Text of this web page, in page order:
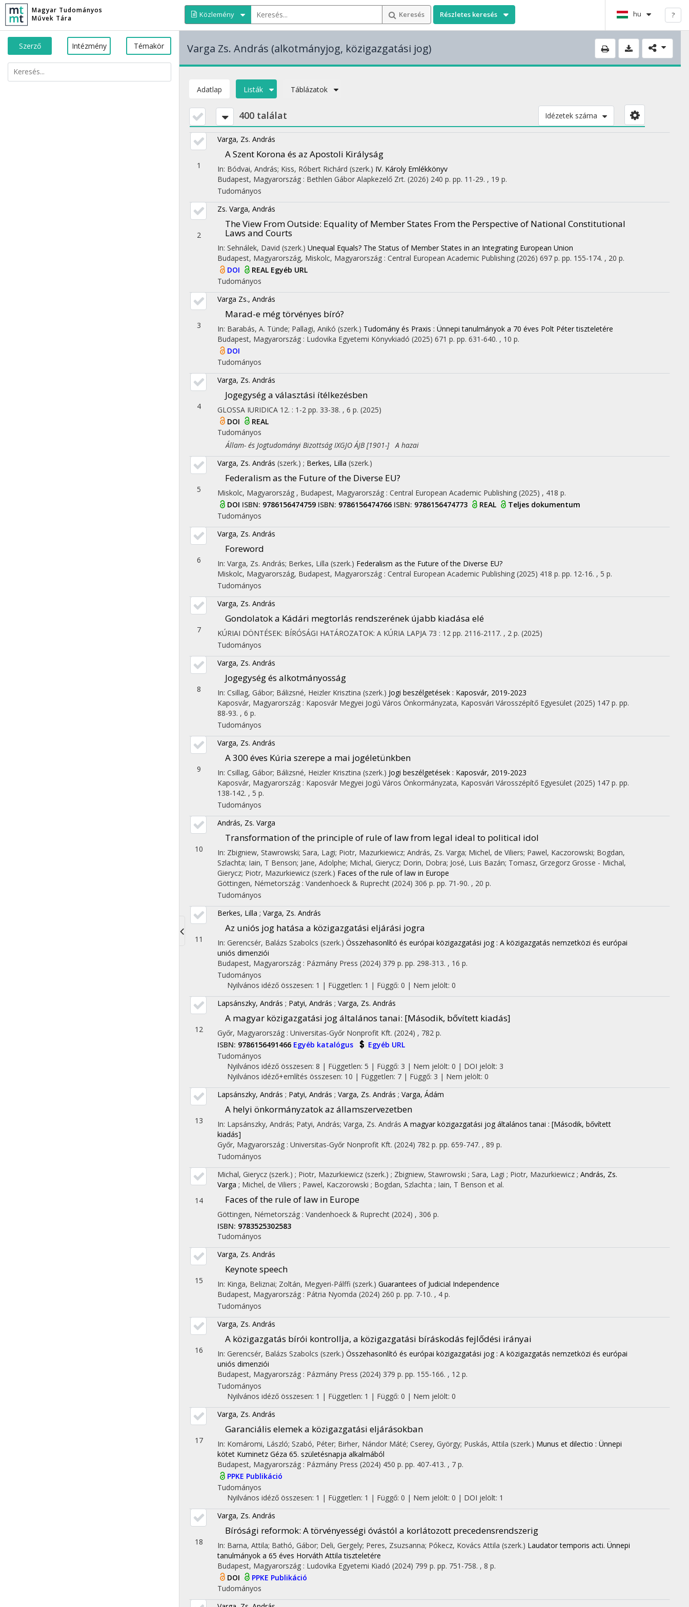
Toggle
navigation
Magyar Tudományos
Művek Tára
Közlemény Keresés Részletes keresés hu ?
Szerző Intézmény Témakör Varga Zs. András (alkotmányjog, közigazgatási jog)
Adatlap Listák Táblázatok
400 találat Idézetek száma
1
Varga, Zs. András
A Szent Korona és az Apostoli Királyság
In: Bódvai, András; Kiss, Róbert Richárd (szerk.) IV. Károly Emlékkönyv
Budapest, Magyarország : Bethlen Gábor Alapkezelő Zrt. (2026) 240 p. pp. 11-29. , 19 p.
Tudományos
2
Zs. Varga, András
The View From Outside: Equality of Member States From the Perspective of National Constitutional
Laws and Courts
In: Sehnálek, David (szerk.) Unequal Equals? The Status of Member States in an Integrating European Union
Budapest, Magyarország, Miskolc, Magyarország : Central European Academic Publishing (2026) 697 p. pp. 155-174. , 20 p.
DOI
REAL Egyéb URL
Tudományos
3
Varga Zs., András
Marad-e még törvényes bíró?
In: Barabás, A. Tünde; Pallagi, Anikó (szerk.) Tudomány és Praxis : Ünnepi tanulmányok a 70 éves Polt Péter tiszteletére
Budapest, Magyarország : Ludovika Egyetemi Könyvkiadó (2025) 671 p. pp. 631-640. , 10 p.
DOI
Tudományos
4
Varga, Zs. András
Jogegység a választási ítélkezésben
GLOSSA IURIDICA 12. : 1-2 pp. 33-38. , 6 p. (2025)
DOI
REAL
Tudományos
Állam- és Jogtudományi Bizottság IXGJO ÁJB [1901-] A hazai
5
Varga, Zs. András (szerk.) ; Berkes, Lilla (szerk.)
Federalism as the Future of the Diverse EU?
Miskolc, Magyarország , Budapest, Magyarország : Central European Academic Publishing (2025) , 418 p.
DOI ISBN: 9786156474759 ISBN: 9786156474766 ISBN: 9786156474773 REAL
Teljes dokumentum
Tudományos
6
Varga, Zs. András
Foreword
In: Varga, Zs. András; Berkes, Lilla (szerk.) Federalism as the Future of the Diverse EU?
Miskolc, Magyarország, Budapest, Magyarország : Central European Academic Publishing (2025) 418 p. pp. 12-16. , 5 p.
Tudományos
7
Varga, Zs. András
Gondolatok a Kádári megtorlás rendszerének újabb kiadása elé
KÚRIAI DÖNTÉSEK: BÍRÓSÁGI HATÁROZATOK: A KÚRIA LAPJA 73 : 12 pp. 2116-2117. , 2 p. (2025)
Tudományos
8
Varga, Zs. András
Jogegység és alkotmányosság
In: Csillag, Gábor; Bálizsné, Heizler Krisztina (szerk.) Jogi beszélgetések : Kaposvár, 2019-2023
Kaposvár, Magyarország : Kaposvár Megyei Jogú Város Önkormányzata, Kaposvári Városszépítő Egyesület (2025) 147 p. pp.
88-93. , 6 p.
Tudományos
9
Varga, Zs. András
A 300 éves Kúria szerepe a mai jogéletünkben
In: Csillag, Gábor; Bálizsné, Heizler Krisztina (szerk.) Jogi beszélgetések : Kaposvár, 2019-2023
Kaposvár, Magyarország : Kaposvár Megyei Jogú Város Önkormányzata, Kaposvári Városszépítő Egyesület (2025) 147 p. pp.
138-142. , 5 p.
Tudományos
10
András, Zs. Varga
Transformation of the principle of rule of law from legal ideal to political idol
In: Zbigniew, Stawrowski; Sara, Lagi; Piotr, Mazurkiewicz; András, Zs. Varga; Michel, de Viliers; Pawel, Kaczorowski; Bogdan,
Szlachta; Iain, T Benson; Jane, Adolphe; Michal, Gierycz; Dorin, Dobra; José, Luis Bazán; Tomasz, Grzegorz Grosse - Michal,
Gierycz; Piotr, Mazurkiewicz (szerk.) Faces of the rule of law in Europe
Göttingen, Németország : Vandenhoeck & Ruprecht (2024) 306 p. pp. 71-90. , 20 p.
Tudományos
11
Berkes, Lilla ; Varga, Zs. András
Az uniós jog hatása a közigazgatási eljárási jogra
In: Gerencsér, Balázs Szabolcs (szerk.) Összehasonlító és európai közigazgatási jog : A közigazgatás nemzetközi és európai
uniós dimenziói
Budapest, Magyarország : Pázmány Press (2024) 379 p. pp. 298-313. , 16 p.
Tudományos
Nyilvános idéző összesen: 1 | Független: 1 | Függő: 0 | Nem jelölt: 0
12
Lapsánszky, András ; Patyi, András ; Varga, Zs. András
A magyar közigazgatási jog általános tanai: [Második, bővített kiadás]
Győr, Magyarország : Universitas-Győr Nonprofit Kft. (2024) , 782 p.
ISBN: 9786156491466 Egyéb katalógus
Egyéb URL
Tudományos
Nyilvános idéző összesen: 8 | Független: 5 | Függő: 3 | Nem jelölt: 0 | DOI jelölt: 3
Nyilvános idéző+említés összesen: 10 | Független: 7 | Függő: 3 | Nem jelölt: 0
13
Lapsánszky, András ; Patyi, András ; Varga, Zs. András ; Varga, Ádám
A helyi önkormányzatok az államszervezetben
In: Lapsánszky, András; Patyi, András; Varga, Zs. András A magyar közigazgatási jog általános tanai : [Második, bővített
kiadás]
Győr, Magyarország : Universitas-Győr Nonprofit Kft. (2024) 782 p. pp. 659-747. , 89 p.
Tudományos
14
Michal, Gierycz (szerk.) ; Piotr, Mazurkiewicz (szerk.) ; Zbigniew, Stawrowski ; Sara, Lagi ; Piotr, Mazurkiewicz ; András, Zs.
Varga ; Michel, de Viliers ; Pawel, Kaczorowski ; Bogdan, Szlachta ; Iain, T Benson et al.
Faces of the rule of law in Europe
Göttingen, Németország : Vandenhoeck & Ruprecht (2024) , 306 p.
ISBN: 9783525302583
Tudományos
15
Varga, Zs. András
Keynote speech
In: Kinga, Beliznai; Zoltán, Megyeri-Pálffi (szerk.) Guarantees of Judicial Independence
Budapest, Magyarország : Pátria Nyomda (2024) 260 p. pp. 7-10. , 4 p.
Tudományos
16
Varga, Zs. András
A közigazgatás bírói kontrollja, a közigazgatási bíráskodás fejlődési irányai
In: Gerencsér, Balázs Szabolcs (szerk.) Összehasonlító és európai közigazgatási jog : A közigazgatás nemzetközi és európai
uniós dimenziói
Budapest, Magyarország : Pázmány Press (2024) 379 p. pp. 155-166. , 12 p.
Tudományos
Nyilvános idéző összesen: 1 | Független: 1 | Függő: 0 | Nem jelölt: 0
17
Varga, Zs. András
Garanciális elemek a közigazgatási eljárásokban
In: Komáromi, László; Szabó, Péter; Birher, Nándor Máté; Cserey, György; Puskás, Attila (szerk.) Munus et dilectio : Ünnepi
kötet Kuminetz Géza 65. születésnapja alkalmából
Budapest, Magyarország : Pázmány Press (2024) 450 p. pp. 407-413. , 7 p.
PPKE Publikáció
Tudományos
Nyilvános idéző összesen: 1 | Független: 1 | Függő: 0 | Nem jelölt: 0 | DOI jelölt: 1
18
Varga, Zs. András
Bírósági reformok: A törvényességi óvástól a korlátozott precedensrendszerig
In: Barna, Attila; Bathó, Gábor; Deli, Gergely; Peres, Zsuzsanna; Pókecz, Kovács Attila (szerk.) Laudator temporis acti. Ünnepi
tanulmányok a 65 éves Horváth Attila tiszteletére
Budapest, Magyarország : Ludovika Egyetemi Kiadó (2024) 799 p. pp. 751-758. , 8 p.
DOI
PPKE Publikáció
Tudományos